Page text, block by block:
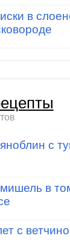
в
с
в
с